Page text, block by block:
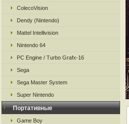
ColecoVision
Dendy (Nintendo)
Mattel Intellivision
Nintendo 64
PC Engine / Turbo Grafx-16
Sega
Sega Master System
Super Nintendo
Портативные
Game Boy